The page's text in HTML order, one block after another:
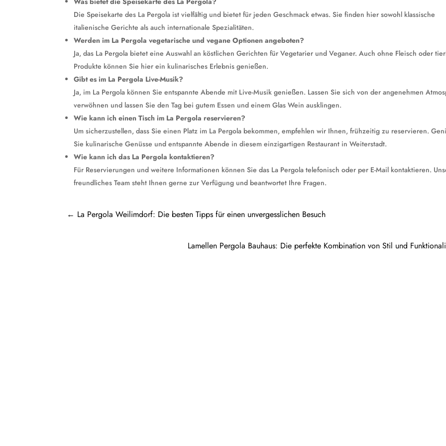
Die Speisekarte des La Pergola ist vielfältig und bietet für jeden Geschmack etwas. Sie finden hier sowohl klassische
italienische Gerichte als auch internationale Spezialitäten.
Werden im La Pergola vegetarische und vegane Optionen angeboten?
Ja, das La Pergola bietet eine Auswahl an köstlichen Gerichten für Vegetarier und Veganer. Auch ohne Fleisch oder
Produkte können Sie hier ein kulinarisches Erlebnis genießen.
Gibt es im La Pergola Live-Musik?
Ja, im La Pergola können Sie entspannte Abende mit Live-Musik genießen. Lassen Sie sich von der angenehmen
verwöhnen und lassen Sie den Tag bei gutem Essen und einem Glas Wein ausklingen.
Wie kann ich einen Tisch im La Pergola reservieren?
Um sicherzustellen, dass Sie einen Platz im La Pergola bekommen, empfehlen wir Ihnen, frühzeitig zu reservieren.
Sie kulinarische Genüsse und entspannte Abende in diesem einzigartigen Restaurant in Weiterstadt.
Wie kann ich das La Pergola kontaktieren?
Für Reservierungen und weitere Informationen können Sie das La Pergola telefonisch oder per E-Mail kontaktieren.
freundliches Team steht Ihnen gerne zur Verfügung und beantwortet Ihre Fragen.
← La Pergola Weilimdorf: Die besten Tipps für einen unvergesslichen Besuch
Lamellen Pergola Bauhaus: Die perfekte Kombination von Stil und